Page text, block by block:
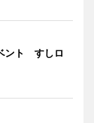
ント すしロ